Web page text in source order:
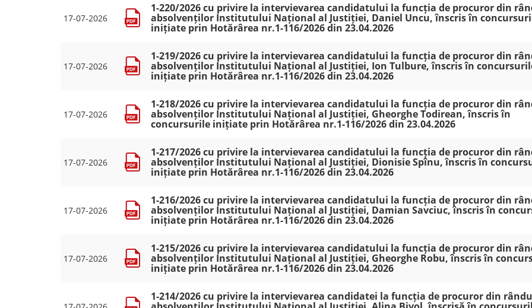
17-07-2026
1-220/2026 cu privire la intervievarea candidatului la funcția de procuror din
absolvenților Institutului Național al Justiției, Daniel Uncu, înscris în
inițiate prin Hotărârea nr.1-116/2026 din 23.04.2026
17-07-2026
1-219/2026 cu privire la intervievarea candidatului la funcția de procuror din
absolvenților Institutului Național al Justiției, Ion Tulbure, înscris în
inițiate prin Hotărârea nr.1-116/2026 din 23.04.2026
17-07-2026
1-218/2026 cu privire la intervievarea candidatului la funcția de procuror din
absolvenților Institutului Național al Justiției, Gheorghe Todirean, înscris în
concursurile inițiate prin Hotărârea nr.1-116/2026 din 23.04.2026
17-07-2026
1-217/2026 cu privire la intervievarea candidatului la funcția de procuror din
absolvenților Institutului Național al Justiției, Dionisie Spînu, înscris în
inițiate prin Hotărârea nr.1-116/2026 din 23.04.2026
17-07-2026
1-216/2026 cu privire la intervievarea candidatului la funcția de procuror din
absolvenților Institutului Național al Justiției, Damian Savciuc, înscris în
inițiate prin Hotărârea nr.1-116/2026 din 23.04.2026
17-07-2026
1-215/2026 cu privire la intervievarea candidatului la funcția de procuror din
absolvenților Institutului Național al Justiției, Gheorghe Robu, înscris în
inițiate prin Hotărârea nr.1-116/2026 din 23.04.2026
1-214/2026 cu privire la intervievarea candidatei la funcția de procuror din